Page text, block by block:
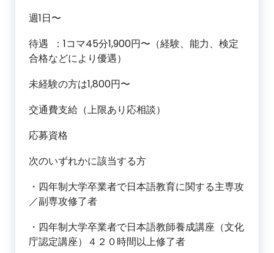
週1日〜
待遇 ：1コマ45分1,900円〜（経験、能力、検定
合格などにより優遇）
未経験の方は1,800円〜
交通費支給（上限あり応相談）
応募資格
次のいずれかに該当する方
・四年制大学卒業者で日本語教育に関する主専攻
／副専攻修了者
・四年制大学卒業者で日本語教師養成講座（文化
庁認定講座）４２０時間以上修了者